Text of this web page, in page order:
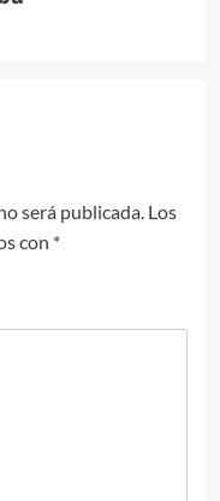
será publicada. Los
con *